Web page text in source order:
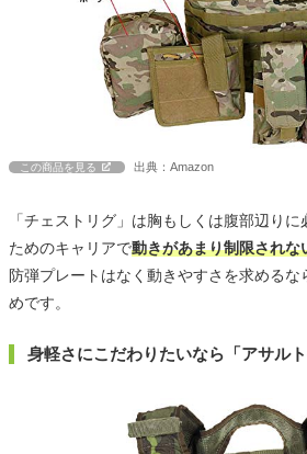
この商品を見る 出典：Amazon
「チェストリグ」は胸もしくは腹部辺り
ためのキャリアで動きがあまり制限されな
防弾プレートはなく動きやすさを求めるな
めです。
身軽さにこだわりたいなら「アサルト